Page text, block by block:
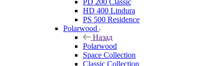
PD 200 Classic
HD 400 Lindura
PS 500 Residence
Polarwood
Назад
Polarwood
Space Collection
Classic Collection